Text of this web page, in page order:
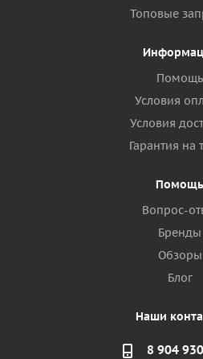
Топовые
Помощь
Условия
Условия
Гарантия на
Помощь
Вопрос-
Бренды
Обзоры
Блог
Наши
8 904